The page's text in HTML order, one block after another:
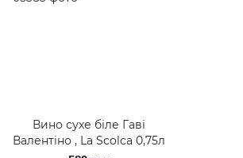
Вино сухе біле Гаві
Валентіно , La Scolca 0,75л